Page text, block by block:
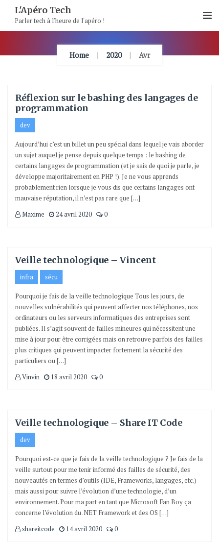
Content
L'Apéro Tech
Parler tech à l'heure de l'apéro !
Home 2020 Avr
Réflexion sur le bashing des langages de
programmation
dev
Aujourd’hui c’est un billet un peu spécial dans lequel je vais aborder
un sujet auquel je pense depuis quelque temps : le bashing de
certains langages de programmation (et je sais de quoi je parle, je
développe majoritairement en PHP !). Je ne vous apprends
probablement rien lorsque je vous dis que certains langages ont
mauvaise réputation, il n’est pas rare que […]
Maxime
24 avril 2020 0
Veille technologique – Vincent
infra sécu
Pourquoi je fais de la veille technologique Tous les jours, de
nouvelles vulnérabilités qui peuvent affecter nos téléphones, nos
ordinateurs ou les serveurs informatiques des entreprises sont
publiées. Il s’agit souvent de failles mineures qui nécessitent une
mise à jour pour être corrigées mais on retrouve parfois des failles
plus critiques qui peuvent impacter fortement la sécurité des
particuliers ou […]
Vinvin
18 avril 2020 0
Veille technologique – Share IT Code
dev
Pourquoi est-ce que je fais de la veille technologique ? Je fais de la
veille surtout pour me tenir informé des failles de sécurité, des
nouveautés en termes d’outils (IDE, Frameworks, langages, etc.)
mais aussi pour suivre l’évolution d’une technologie, d’un
environnement. Pour ma part en tant que Microsoft Fan Boy ça
concerne l’évolution du .NET Framework et des OS […]
shareitcode
14 avril 2020 0